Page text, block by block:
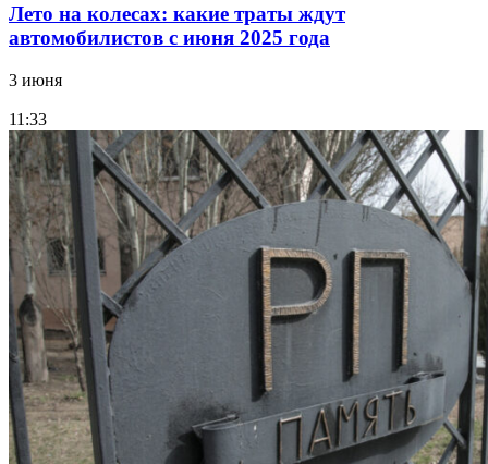
Лето на колесах: какие траты ждут
автомобилистов с июня 2025 года
3 июня
11:33